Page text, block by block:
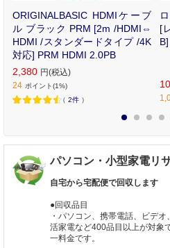
ORIGINALBASIC HDMIケーブ
ル ブラック PRM [2m /HDMI⇔
HDMI /スタンダードタイプ /4K
対応] PRM HDMI 2.0PB
2,380 円(税込)
24 ポイント(1%)
（ 2件 ）
[
パソコン・小型家電リ
自宅から宅配便で回収します
●回収品目
・パソコン、携帯電話、ビデ
活家電など400品目以上が対象
一料金です。